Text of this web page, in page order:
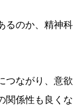
るのか、精神科
つながり、意欲
関係性も良くな